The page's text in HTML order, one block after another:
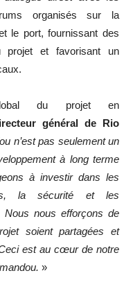
organisés sur la
le port, fournissant des
projet et favorisant un
du projet en
général de Rio
n’est pas seulement un
à long terme
à investir dans les
la sécurité et les
nous efforçons de
soient partagées et
est au cœur de notre
»